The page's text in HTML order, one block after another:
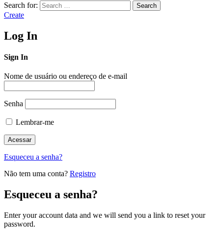
Search for: Search
Create
Log In
Sign In
Nome de usuário ou endereço de e-mail
Senha
Lembrar-me
Esqueceu a senha?
Não tem uma conta? Registro
Esqueceu a senha?
Enter your account data and we will send you a link to reset your
password.